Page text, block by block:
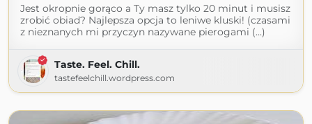
Jest okropnie gorąco a Ty masz tylko 20 minut i musisz
zrobić obiad? Najlepsza opcja to leniwe kluski! (czasami
z nieznanych mi przyczyn nazywane pierogami (...)
Taste. Feel. Chill.
tastefeelchill.wordpress.com